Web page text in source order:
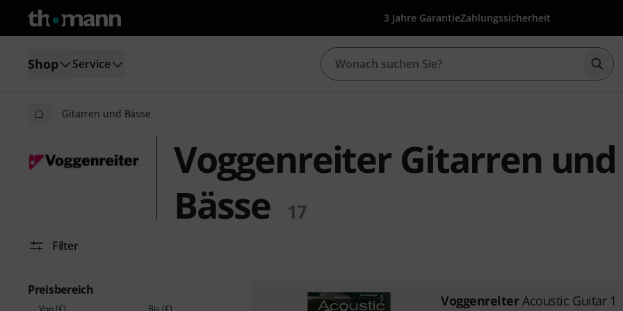
3 Jahre GarantieZahlungssicherheit
Shop Service
Gitarren und Bässe
Voggenreiter Gitarren und
Bässe
17
Filter
Preisbereich
Von (€) Bis (€) VoggenreiterAcoustic Guitar 1